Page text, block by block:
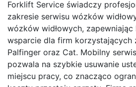
Forklift Service świadczy
zakresie serwisu wózków
wózków widłowych,
wsparcie dla firm korzystających
Palfinger oraz Cat. Mobilny
pozwala na szybkie usuwanie
miejscu pracy, co znacząco